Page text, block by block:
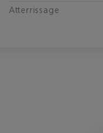
Atterrissage